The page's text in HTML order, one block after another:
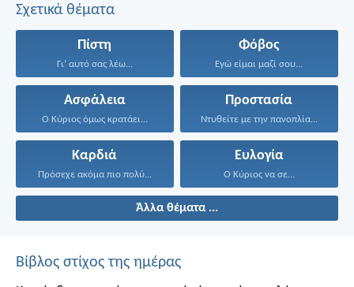
Σχετικά θέματα
Πίστη
Γι’ αυτό σας λέω...
Φόβος
Εγώ είμαι μαζί σου...
Ασφάλεια
Ο Κύριος όμως κρατάει...
Προστασία
Ντυθείτε με την πανοπλία...
Καρδιά
Πρόσεχε ακόμα πιο πολύ...
Ευλογία
Ο Κύριος να σε...
Άλλα θέματα ...
Βίβλος στίχος της ημέρας